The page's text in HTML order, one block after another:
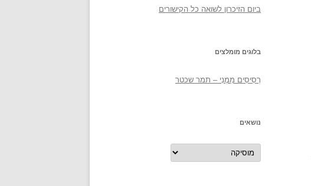
ביום הזיכרון לשואה כל הקישורים
בלוגים מומלצים
רְסִיסִים מִמֶנִי – תמר שכטר
נושאים
נושאים